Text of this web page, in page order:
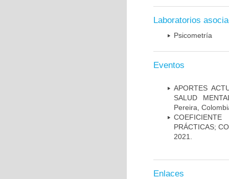
Laboratorios
Psicometría
Eventos
APORTES
SALUD
Pereira,
COEFICIENTE
PRÁCTICAS;
2021.
Enlaces